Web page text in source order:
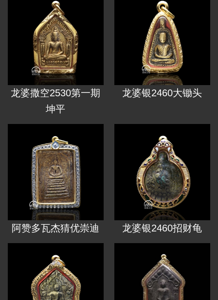
龙婆撒空2530第一期
坤平
龙婆银2460大锄头
阿赞多瓦杰猜优崇迪 龙婆银2460招财龟